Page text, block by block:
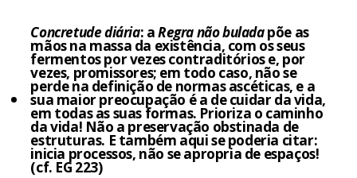
Concretude diária: aRegra não buladapõe as
mãos na massa da existência, com os seus
fermentos por vezes contraditórios e, por
vezes, promissores; em todo caso, não se
perde na definição de normas ascéticas, e a
sua maior preocupação é a de cuidar da vida,
em todas as suas formas. Prioriza o caminho
da vida! Não a preservação obstinada de
estruturas. E também aqui se poderia citar:
inicia processos, não se apropria de espaços!
(cf. EG 223)